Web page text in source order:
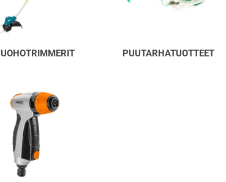
PUUTARHATUOTTEET